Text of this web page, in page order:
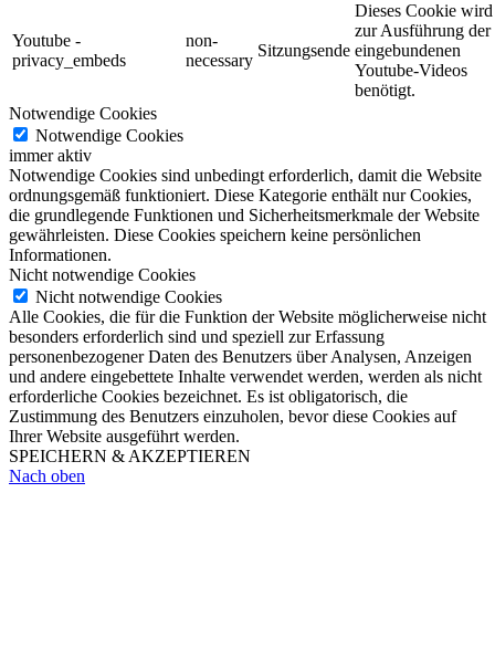
Youtube -
privacy_embeds
non-
necessary
Sitzungsende
Dieses Cookie wird
zur Ausführung der
eingebundenen
Youtube-Videos
benötigt.
Notwendige Cookies
Notwendige Cookies
immer aktiv
Notwendige Cookies sind unbedingt erforderlich, damit die Website
ordnungsgemäß funktioniert. Diese Kategorie enthält nur Cookies,
die grundlegende Funktionen und Sicherheitsmerkmale der Website
gewährleisten. Diese Cookies speichern keine persönlichen
Informationen.
Nicht notwendige Cookies
Nicht notwendige Cookies
Alle Cookies, die für die Funktion der Website möglicherweise nicht
besonders erforderlich sind und speziell zur Erfassung
personenbezogener Daten des Benutzers über Analysen, Anzeigen
und andere eingebettete Inhalte verwendet werden, werden als nicht
erforderliche Cookies bezeichnet. Es ist obligatorisch, die
Zustimmung des Benutzers einzuholen, bevor diese Cookies auf
Ihrer Website ausgeführt werden.
SPEICHERN & AKZEPTIEREN
Nach oben